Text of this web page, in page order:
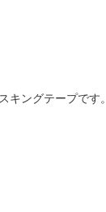
ングテープです。